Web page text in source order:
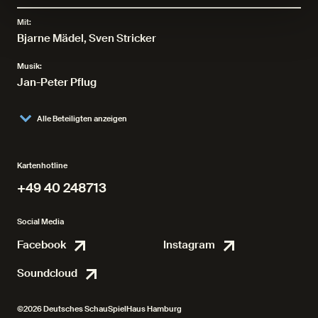
Mit:
Bjarne Mädel, Sven Stricker
Alle Beteiligten anzeigen
Musik:
Jan-Peter Pflug
Kartenhotline
+49 40 248713
Social Media
Facebook FacebookInstagram
Soundcloud
©2026 Deutsches SchauSpielHaus Hamburg